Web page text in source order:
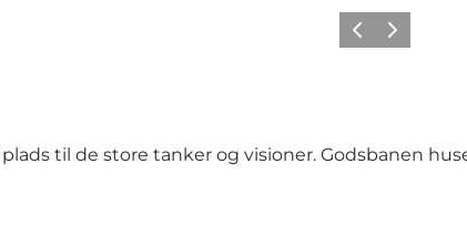
ForrigeNæste
til de store tanker og visioner. Godsbanen